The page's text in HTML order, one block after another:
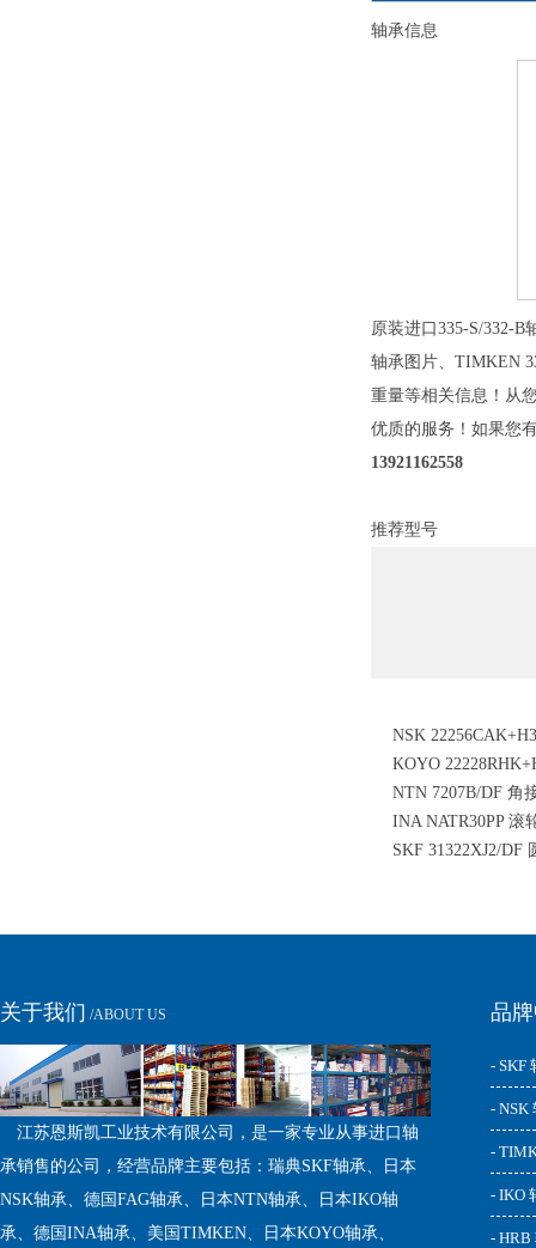
轴承信息
原装进口335-S/332-
轴承图片、TIMKEN
重量等相关信息！从
优质的服务！如果您
13921162558
推荐型号
NSK
轴承
KOYO
子轴承
NTN 7207B/DF 角
INA NATR30PP 滚
SKF 31322XJ2/DF
关于我们 /ABOUT US
江苏恩斯凯工业技术有限公司，是一家专业从事进口轴
承销售的公司，经营品牌主要包括：瑞典SKF轴承、日本
NSK轴承、德国FAG轴承、日本NTN轴承、日本IKO轴
承、德国INA轴承、美国TIMKEN、日本KOYO轴承、
品
- SKF
- NSK
-
- IKO
- HRB